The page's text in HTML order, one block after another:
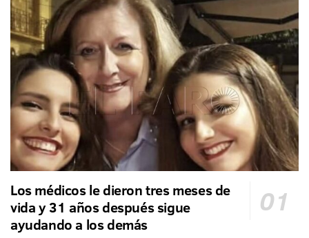
Los médicos le dieron tres meses de
vida y 31 años después sigue
ayudando a los demás